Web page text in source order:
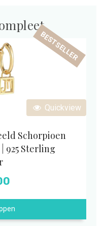
Quickview
BESTSELLER
Schorpioen
925 Sterling